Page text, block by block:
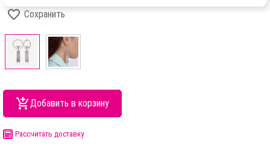
Сохранить
Добавить в корзину
Рассчитать доставку